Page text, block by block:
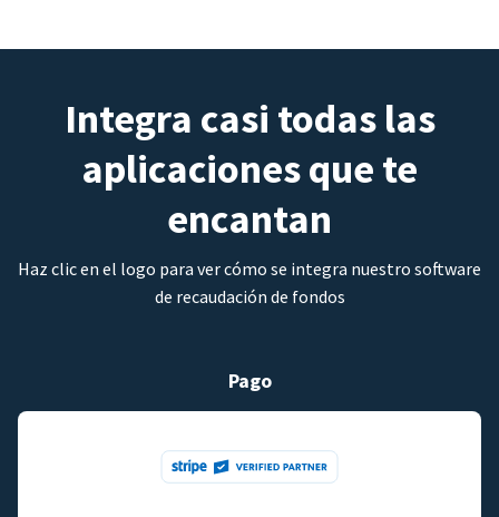
Integra casi todas las
aplicaciones que te
encantan
Haz clic en el logo para ver cómo se integra nuestro software
de recaudación de fondos
Pago